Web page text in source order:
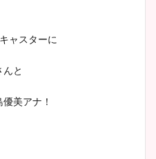
ャスターに
と
美アナ！